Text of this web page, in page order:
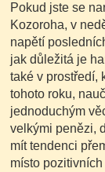
Pokud jste se
Kozoroha, v
napětí
jak důležitá je
také v prostředí,
tohoto roku,
jednoduchým
velkými penězi,
mít tendenci
místo